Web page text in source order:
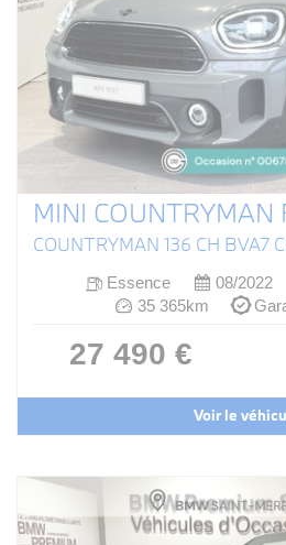
MINI COUNTRYMAN
Essence 08/2022
35 365km
27 490 €
Voir le